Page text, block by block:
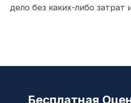
дело без каких-либо затрат
Бесплатная